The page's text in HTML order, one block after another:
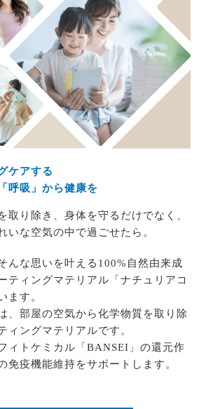
ケアする
呼吸」から健康を
取り除き、身体を守るだけでなく、
いな空気の中で過ごせたら。
んな思いを叶える100%自然由来成
ティングマテリアル「ナチュリアコ
ます。
、部屋の空気から化学物質を取り除
ィングマテリアルです。
ィトケミカル「BANSEI」の還元作
免疫機能維持をサポートします。